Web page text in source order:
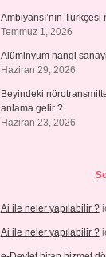
Ambiyansı’nın Türkçesi
Temmuz 1, 2026
Alüminyum hangi
Haziran 29, 2026
Beyindeki
anlama gelir ?
Haziran 23, 2026
Ai ile neler yapılabilir ?
Ai ile neler yapılabilir ?